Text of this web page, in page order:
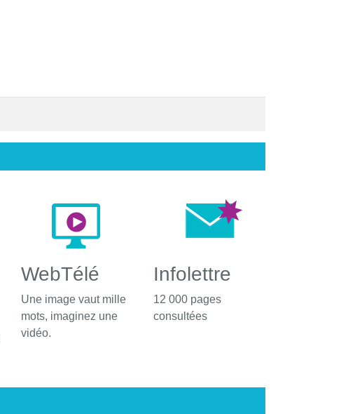
WebTélé
Une image vaut mille
mots, imaginez une
vidéo.
Infolettre
12 000 pages
consultées